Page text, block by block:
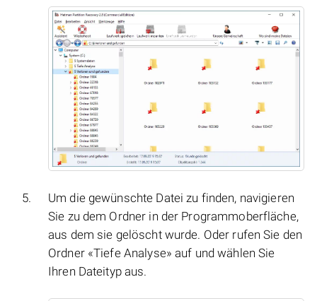
Um die gewünschte Datei zu finden, navigieren
Sie zu dem Ordner in der Programmoberfläche,
aus dem sie gelöscht wurde. Oder rufen Sie den
Ordner «Tiefe Analyse» auf und wählen Sie
Ihren Dateityp aus.